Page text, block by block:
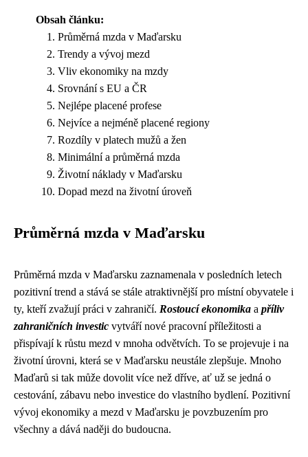
Obsah článku:
Průměrná mzda v Maďarsku
Trendy a vývoj mezd
Vliv ekonomiky na mzdy
Srovnání s EU a ČR
Nejlépe placené profese
Nejvíce a nejméně placené regiony
Rozdíly v platech mužů a žen
Minimální a průměrná mzda
Životní náklady v Maďarsku
Dopad mezd na životní úroveň
Průměrná mzda v Maďarsku
Průměrná mzda v Maďarsku zaznamenala v posledních letech
pozitivní trend a stává se stále atraktivnější pro místní obyvatele i
ty, kteří zvažují práci v zahraničí. Rostoucí ekonomika a příliv
zahraničních investic vytváří nové pracovní příležitosti a
přispívají k růstu mezd v mnoha odvětvích. To se projevuje i na
životní úrovni, která se v Maďarsku neustále zlepšuje. Mnoho
Maďarů si tak může dovolit více než dříve, ať už se jedná o
cestování, zábavu nebo investice do vlastního bydlení. Pozitivní
vývoj ekonomiky a mezd v Maďarsku je povzbuzením pro
všechny a dává naději do budoucna.